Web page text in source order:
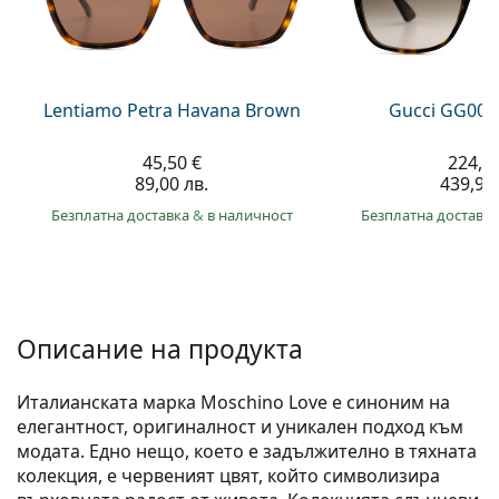
Persol
Prada
Всички марки
Lentiamo Petra Havana Brown
45,50 €
89,00 лв.
Безплатна доставка& в наличност
Gucci
Безплатна
Описание на продукта
Италианската марка Moschino Love е синоним на
елегантност, оригиналност и уникален подход към
модата. Едно нещо, което е задължително в тяхната
колекция, е червеният цвят, който символизира